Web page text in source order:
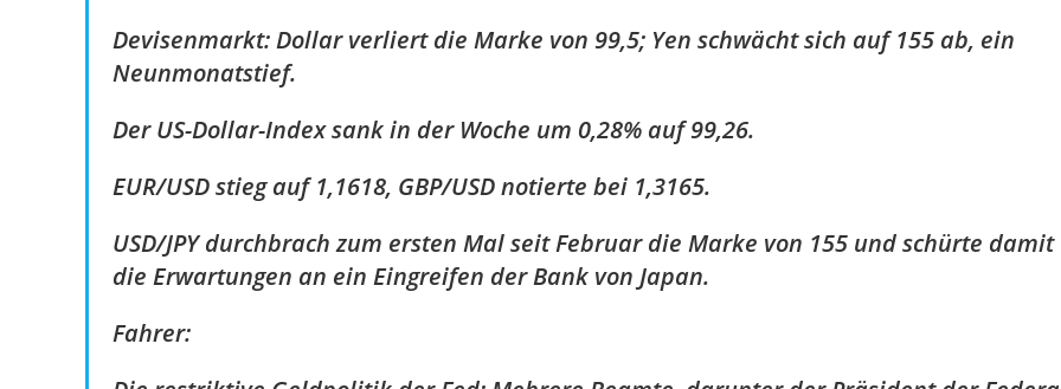
Devisenmarkt: Dollar verliert die Marke von 99,5; Yen schwächt sich auf 155 ab, ein
Neunmonatstief.
Der US-Dollar-Index sank in der Woche um 0,28% auf 99,26.
EUR/USD stieg auf 1,1618, GBP/USD notierte bei 1,3165.
USD/JPY durchbrach zum ersten Mal seit Februar die Marke von 155 und schürte damit
die Erwartungen an ein Eingreifen der Bank von Japan.
Fahrer: